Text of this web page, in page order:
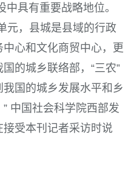
具有重要战略地位。
元，县城是县域的行政
心和文化商贸中心，更
的城乡联络部，“三农”
国的城乡发展水平和乡
中国社会科学院西部发
受本刊记者采访时说